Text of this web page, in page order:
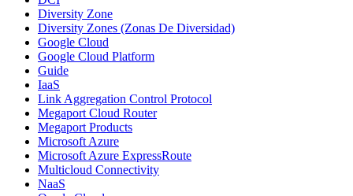
Diversity Zone
Diversity Zones (Zonas De Diversidad)
Google Cloud
Google Cloud Platform
Guide
IaaS
Link Aggregation Control Protocol
Megaport Cloud Router
Megaport Products
Microsoft Azure
Microsoft Azure ExpressRoute
Multicloud Connectivity
NaaS